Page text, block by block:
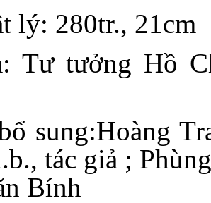
lý: 280tr., 21cm
Tư tưởng Hồ
sung:Hoàng
tác giả ;
Bính